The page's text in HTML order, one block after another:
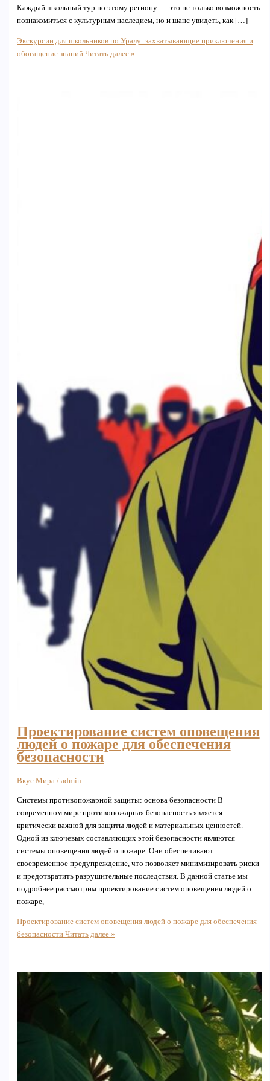
Каждый школьный тур по этому региону — это не только возможность
познакомиться с культурным наследием, но и шанс увидеть, как […]
Экскурсии для школьников по Уралу: захватывающие приключения и
обогащение знанийЧитать далее »
Проектирование систем оповещения
людей о пожаре для обеспечения
безопасности
Вкус Мира/ admin
Системы противопожарной защиты: основа безопасности В
современном мире противопожарная безопасность является
критически важной для защиты людей и материальных ценностей.
Одной из ключевых составляющих этой безопасности являются
системы оповещения людей о пожаре. Они обеспечивают
своевременное предупреждение, что позволяет минимизировать риски
и предотвратить разрушительные последствия. В данной статье мы
подробнее рассмотрим проектирование систем оповещения людей о
пожаре,
Проектирование систем оповещения людей о пожаре для обеспечения
безопасностиЧитать далее »